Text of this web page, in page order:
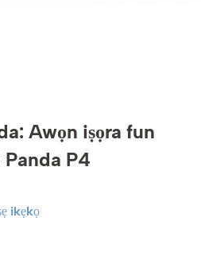
Awọn iṣọra fun
P4
ikẹkọ